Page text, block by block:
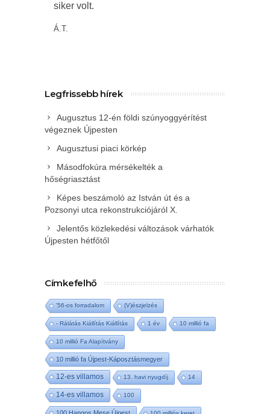
siker volt.
Á.T.
Legfrissebb hírek
Augusztus 12-én földi szúnyoggyérítést
végeznek Újpesten
Augusztusi piaci körkép
Másodfokúra mérsékelték a
hőségriasztást
Képes beszámoló az István út és a
Pozsonyi utca rekonstrukciójáról X.
Jelentős közlekedési változások várhatók
Újpesten hétfőtől
Címkefelhő
'56-os forradalom (V)észjelzés
- Rálátás Kiállítás Kiállítás 1 év 10 millió fa
10 millió Fa Alapítvány
10 millió fa Újpest-Káposztásmegyer
12-es villamos 13. havi nyugdíj 14
14-es villamos 100